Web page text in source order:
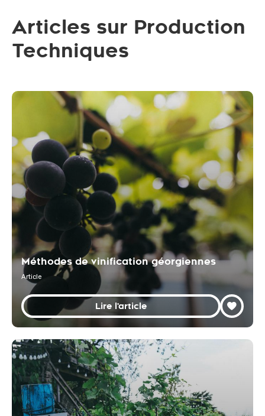
Articles sur Production
Techniques
Méthodes de vinification géorgiennes
Article
Lire l'article